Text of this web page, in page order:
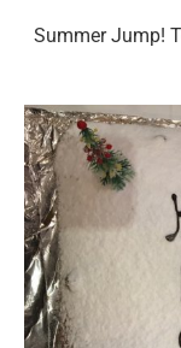
Summer Jump!